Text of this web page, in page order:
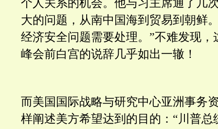
个人关系的机会。他与习主席通了几
大的问题，从南中国海到贸易到朝鲜
经济安全问题需要处理。”不难发现，
峰会前白宫的说辞几乎如出一辙！
而美国国际战略与研究中心亚洲事务
样阐述美方希望达到的目的：“川普总